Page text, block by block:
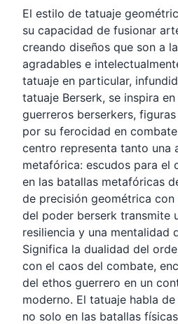
El estilo de tatuaje
su capacidad de fusionar
creando diseños que son a
agradables e
tatuaje en particular,
tatuaje Berserk, se inspira
guerreros berserkers,
por su ferocidad en
centro representa tanto una
metafórica: escudos para el
en las batallas metafóricas
de precisión geométrica con
del poder berserk transmite
resiliencia y una mentalidad
Significa la dualidad del
con el caos del combate,
del ethos guerrero en un
moderno. El tatuaje habla
no solo en las batallas